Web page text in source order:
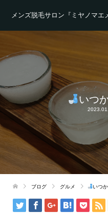
メンズ脱毛サロン『ミヤノマエ
いつ
ブログ グルメ いつ